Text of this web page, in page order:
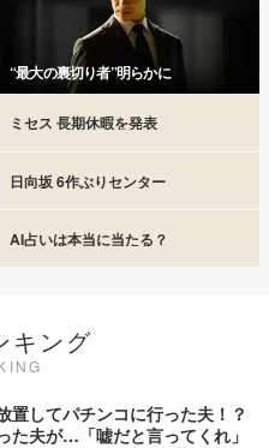
“最大の裏切り者”明らかに
ミセス 長期休暇を発表
日向坂 6作ぶりセンター
AI占いは本当に当たる？
キング
置してパチンコに行った夫！？
た夫が…「嘘だと言ってくれ」